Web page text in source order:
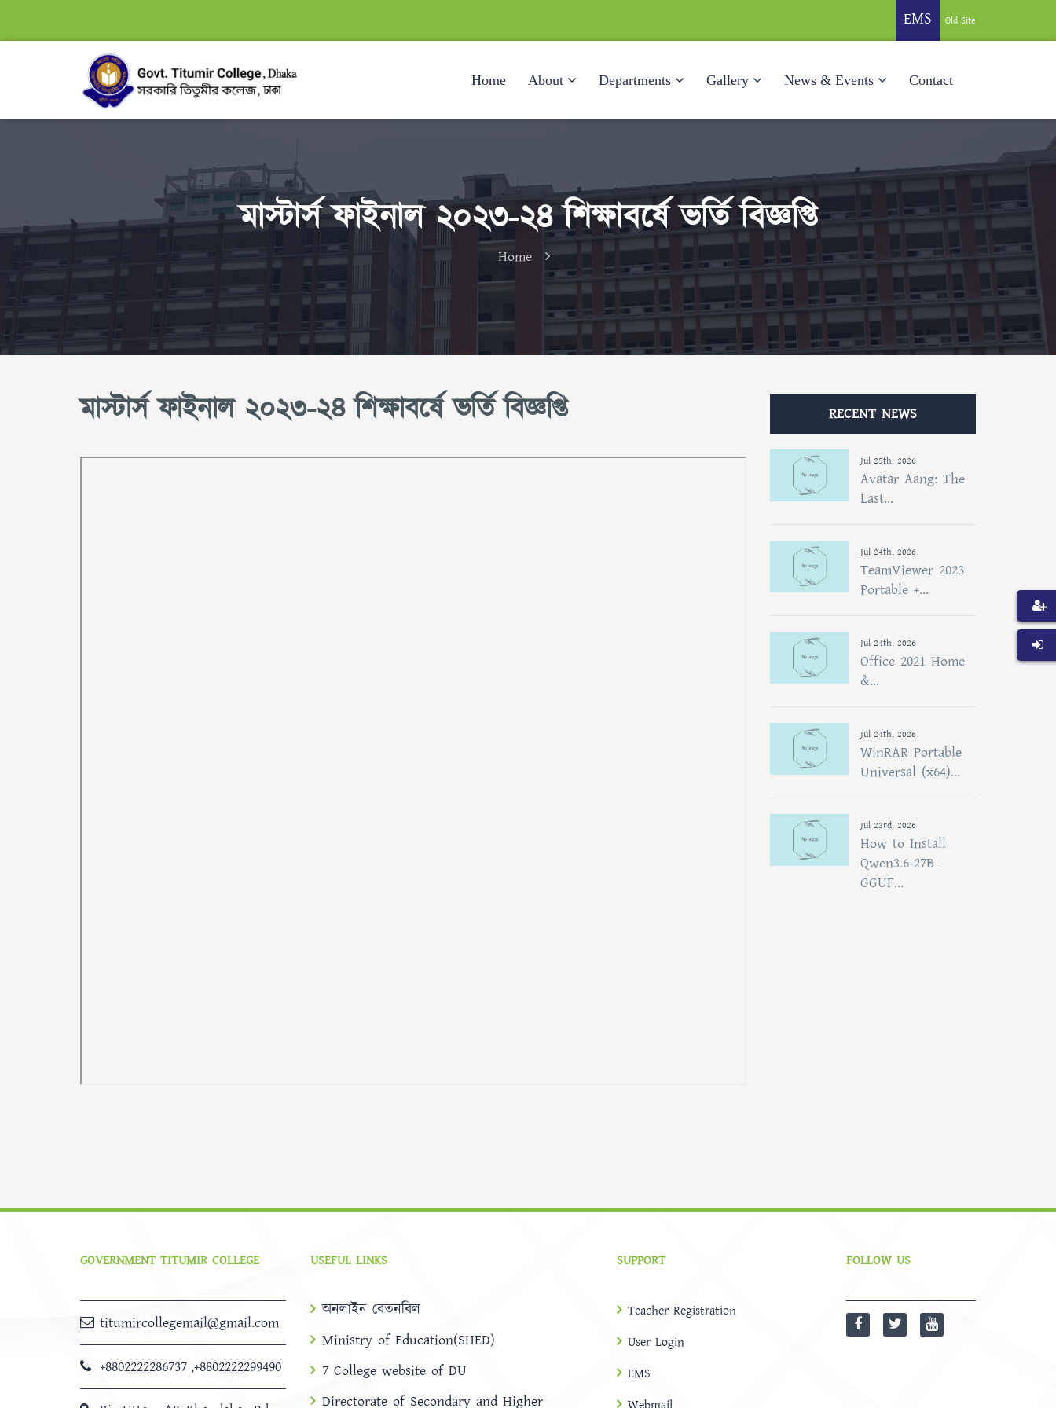
EMS Old Site
Home About Departments Gallery News & Events Contact
মাস্টার্স ফাইনাল ২০২৩-২৪ শিক্ষাবর্ষে ভর্তি বিজ্ঞপ্তি
Home
মাস্টার্স ফাইনাল ২০২৩-২৪ শিক্ষাবর্ষে ভর্তি বিজ্ঞপ্তি RECENT NEWS
Jul 25th, 2026
Avatar Aang: The
Last...
Jul 24th, 2026
TeamViewer 2023
Portable +...
Jul 24th, 2026
Office 2021 Home
&...
Jul 24th, 2026
WinRAR Portable
Universal (x64)...
Jul 23rd, 2026
How to Install
Qwen3.6-27B-
GGUF...
GOVERNMENT TITUMIR COLLEGE
titumircollegemail@gmail.com
+8802222286737 ,+8802222299490
USEFUL LINKS
অনলাইন বেতনবিল
Ministry of Education(SHED)
7 College website of DU
Directorate of Secondary and Higher
SUPPORT
Teacher Registration
User Login
EMS
FOLLOW US